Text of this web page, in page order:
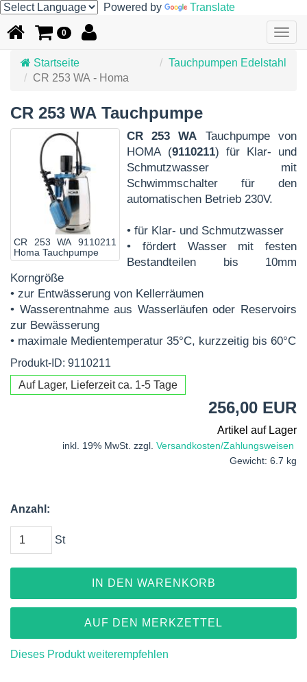
Powered by Translate
0
Startseite
Tauchpumpen Edelstahl
CR 253 WA - Homa
CR 253 WA Tauchpumpe
CR 253 WA 9110211
Homa Tauchpumpe
CR 253 WA Tauchpumpe von
HOMA (9110211) für Klar- und
Schmutzwasser mit
Schwimmschalter für den
automatischen Betrieb 230V.
• für Klar- und Schmutzwasser
• fördert Wasser mit festen
Bestandteilen bis 10mm
Korngröße
• zur Entwässerung von Kellerräumen
• Wasserentnahme aus Wasserläufen oder Reservoirs
zur Bewässerung
• maximale Medientemperatur 35°C, kurzzeitig bis 60°C
Produkt-ID: 9110211
Auf Lager, Lieferzeit ca. 1-5 Tage
256,00 EUR
Artikel auf Lager
inkl. 19% MwSt. zzgl. Versandkosten/Zahlungsweisen
Gewicht: 6.7 kg
Anzahl:
St
IN DEN WARENKORB
AUF DEN MERKZETTEL
Dieses Produkt weiterempfehlen